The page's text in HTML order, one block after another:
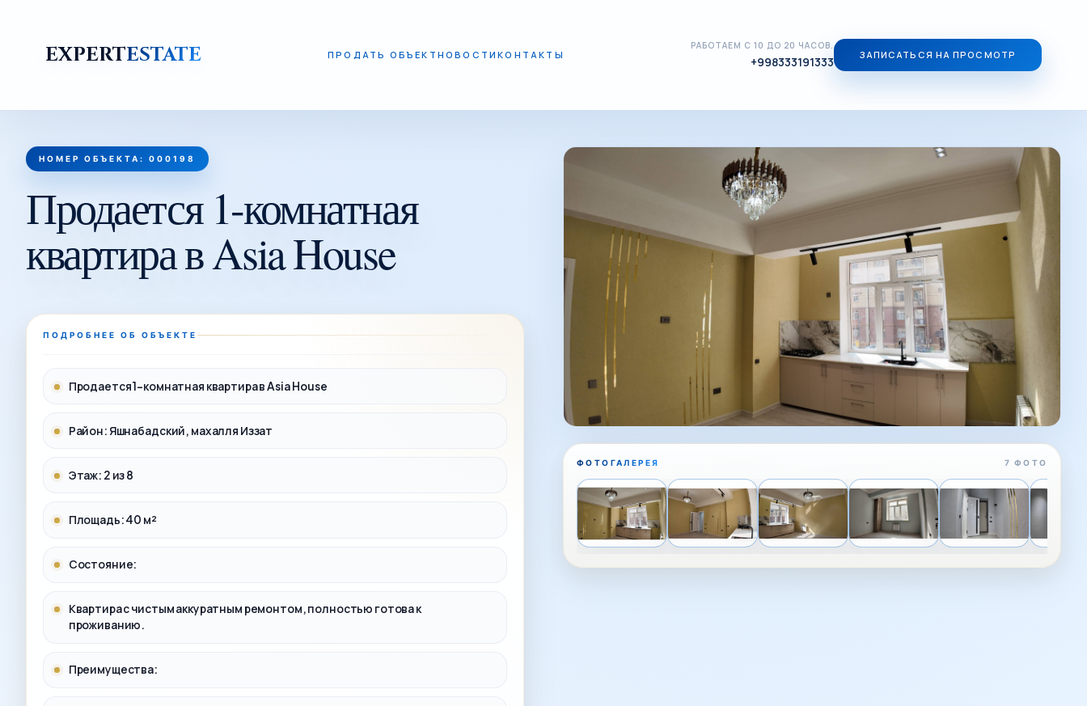
EXPERTESTATE ПРОДАТЬ ОБЪЕКТ НОВОСТИКОНТАКТЫ
РАБОТАЕМ С 10 ДО 20 ЧАСОВ.
+998333191333 ЗАПИСАТЬСЯ НА ПРОСМОТР
НОМЕР ОБЪЕКТА: 000198
Продается 1-комнатная
квартира в Asia House
ФОТОГАЛЕРЕЯ 7 ФОТО
ПОДРОБНЕЕ ОБ ОБЪЕКТЕ
Продается 1-комнатная квартира в Asia House
Район: Яшнабадский, махалля Иззат
Этаж: 2 из 8
Площадь: 40 м²
Состояние:
Квартира с чистым аккуратным ремонтом, полностью готова к
проживанию.
Преимущества: